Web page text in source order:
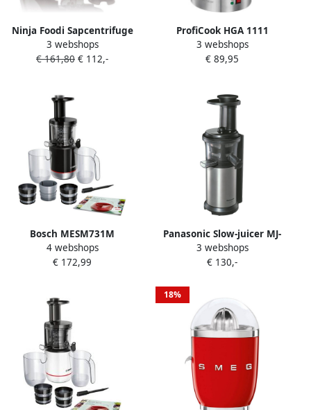
Ninja Foodi Sapcentrifuge
Slowjuicer Citruspers
Sinaasappelpers 150 Watt
JC100EU
3 webshops
€ 161,80 € 112,-
ProfiCook HGA 1111
Heetwater koffie thee
dispenser 16 liter
3 webshops
€ 89,95
Bosch MESM731M
VitaExtract Slowjuicer 150
Watt
4 webshops
€ 172,99
Panasonic Slow-juicer MJ-
L500SXE
3 webshops
€ 130,-
18%